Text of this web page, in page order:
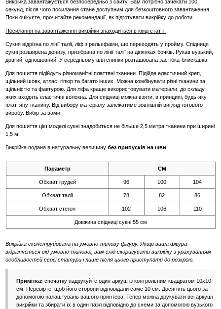
Викрійка завантажується безпосередньо з сайту. Вам потрібно зачекати 100
секунд, після чого посилання стане доступним для безкоштовного завантаження.
Поки очікуєте, прочитайте рекомендації, як підготувати викрійку до роботи.
Посилання на завантаження викрійки знаходиться в кінці статті.
Сукня відрізна по лінії талії, ліф з рельєфами, що переходять у пройму. Спідниця
сукні розширена донизу, призібрана по лінії талії на ділянках бочків. Рукав вузький,
довгий, одношовний. У середньому шві спинки розташована застібка-блискавка.
Для пошиття підійдуть різноманітні платтяні тканини. Підійде еластичний креп,
щільний шовк, атлас, гіпюр та багато інших. Можна комбінувати різні тканини за
щільністю та фактурою. Для ліфа краще використовувати матеріали, до складу
яких входять еластичні волокна. Для спідниці можна взяти, в принципі, будь-яку
платтяну тканину. Від вибору матеріалу залежатиме зовнішній вигляд готового
виробу. Вибір за вами.
Для пошиття цієї моделі сукні знадобиться не більше 2,5 метра тканини при ширині
1,5 м.
Викрійка подана в натуральну величинубез припусків на шви
Параметр СМ
Обхват грудей 96 100 104
Обхват талії 78 82 86
Обхват стегон 102 106 110
Довжина спідниці сукні 55 см
Викрійка сконструйована на умовно-типову фігуру. Якщо ваша фігура
відрізняється від умовно-типової, вам слід скоригувати викрійку з урахуванням
особливостей своєї статури і лише після цього приступати до розкрою.
Примітка: спочатку надрукуйте один аркуш із контрольним квадратом 10х10
см. Перевірте, щоб його сторони відповідали саме 10 см. Досягніть цього за
допомогою налаштувань вашого принтера. Тепер можна друкувати всі аркуші
викрійки та збирати їх в один пазл відповідно до схеми за допомогою вузького